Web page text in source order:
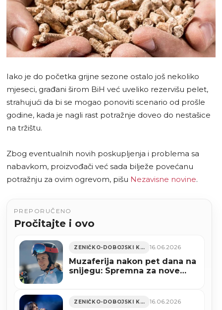
Iako je do početka grijne sezone ostalo još nekoliko
mjeseci, građani širom BiH već uveliko rezervišu pelet,
strahujući da bi se mogao ponoviti scenario od prošle
godine, kada je nagli rast potražnje doveo do nestašice
na tržištu.
Zbog eventualnih novih poskupljenja i problema sa
nabavkom, proizvođači već sada bilježe povećanu
potražnju za ovim ogrevom, pišu Nezavisne novine.
PREPORUČENO
Pročitajte i ovo
ZENIČKO-DOBOJSKI KANTON 16.06.2026
Muzaferija nakon pet dana na
snijegu: Spremna za nove
ZENIČKO-DOBOJSKI KANTON 16.06.2026